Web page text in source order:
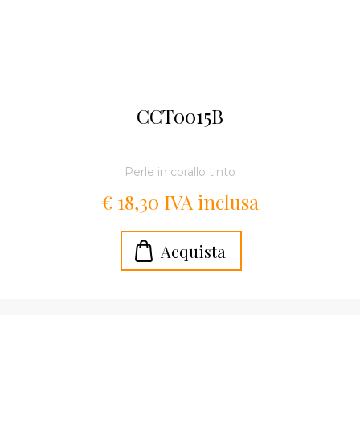
CCT0015B
Perle in corallo tinto
€ 18,30 IVA inclusa